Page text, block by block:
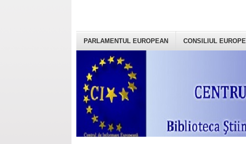
PARLAMENTUL EUROPEAN CONSILIUL EUROPEI